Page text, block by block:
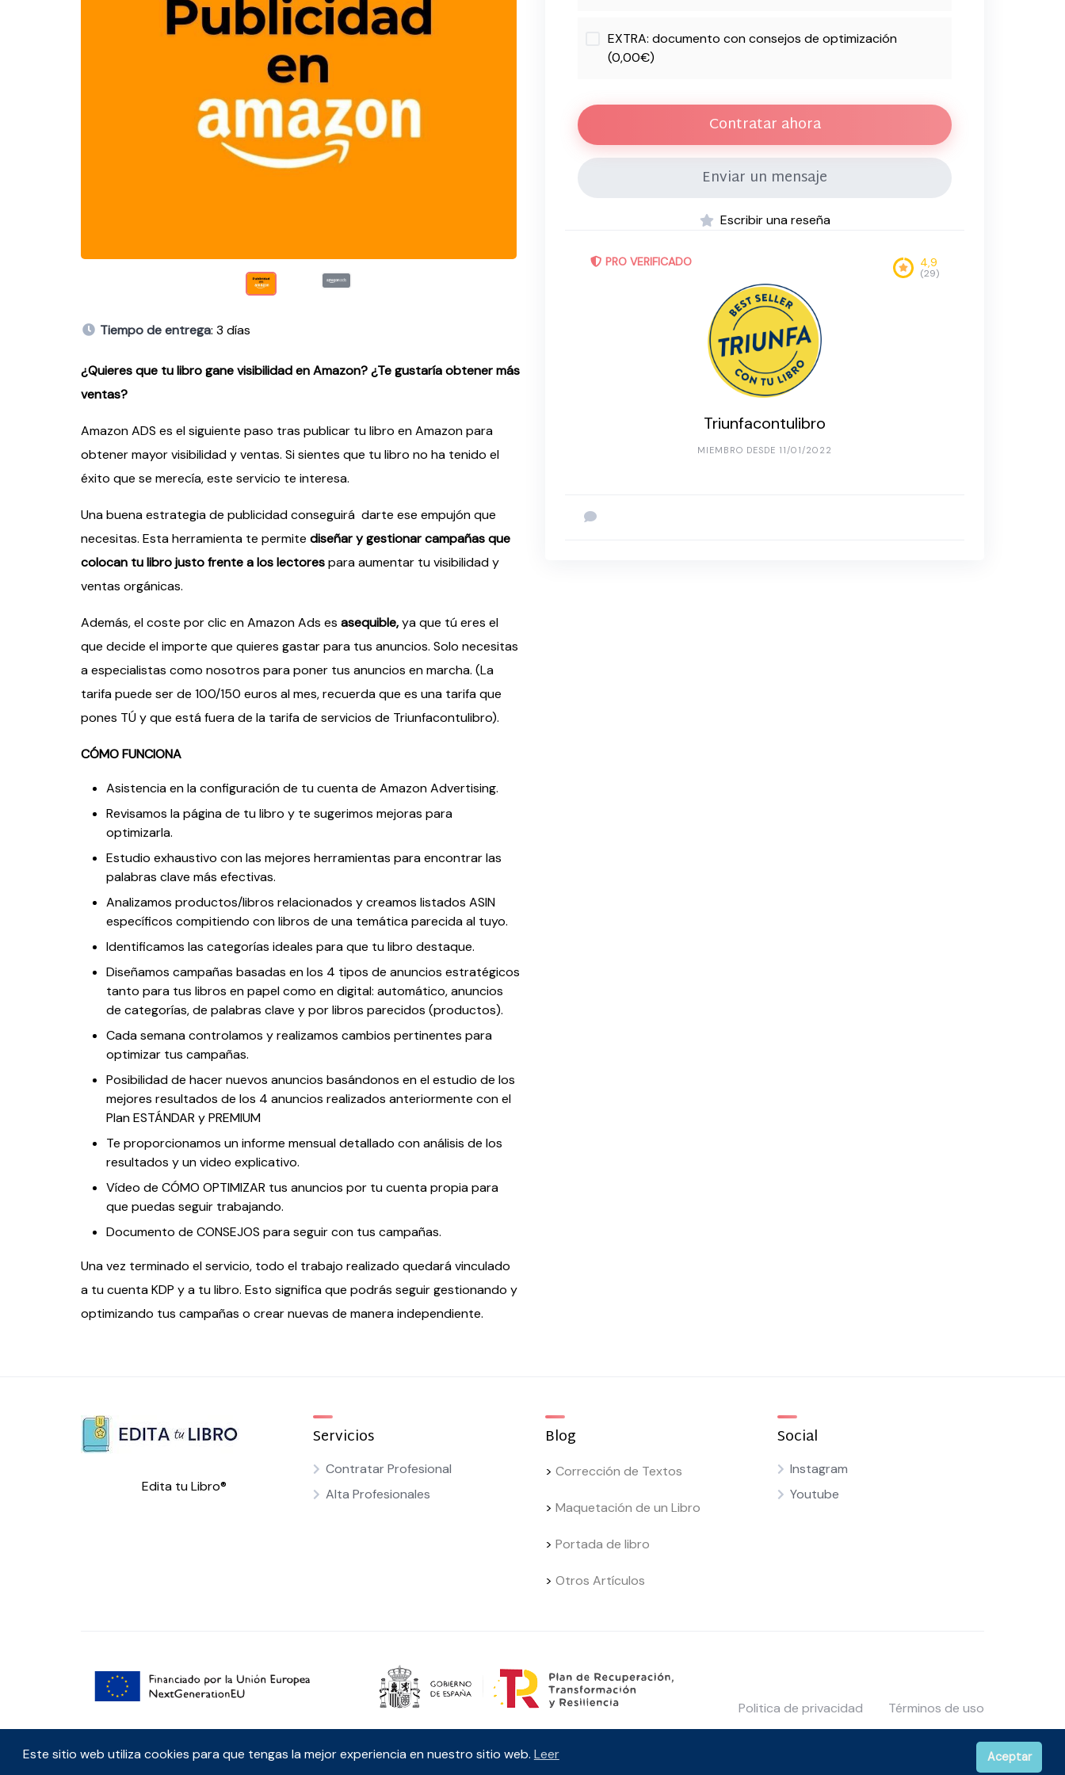
Tiempo de entrega: 3 días
¿Quieres que tu libro gane visibilidad en Amazon? ¿Te gustaría obtener más
ventas?
Amazon ADS es el siguiente paso tras publicar tu libro en Amazon para
obtener mayor visibilidad y ventas. Si sientes que tu libro no ha tenido el
éxito que se merecía, este servicio te interesa.
Una buena estrategia de publicidad conseguirá darte ese empujón que
necesitas. Esta herramienta te permite diseñar y gestionar campañas que
colocan tu libro justo frente a los lectorespara aumentar tu visibilidad y
ventas orgánicas.
Además, el coste por clic en Amazon Ads es asequible,ya que tú eres el
que decide el importe que quieres gastar para tus anuncios. Solo necesitas
a especialistas como nosotros para poner tus anuncios en marcha. (La
tarifa puede ser de 100/150 euros al mes, recuerda que es una tarifa que
pones TÚ y que está fuera de la tarifa de servicios de Triunfacontulibro).
CÓMO FUNCIONA
Asistencia en la configuración de tu cuenta de Amazon Advertising.
Revisamos la página de tu libro y te sugerimos mejoras para
optimizarla.
Estudio exhaustivo con las mejores herramientas para encontrar las
palabras clave más efectivas.
Analizamos productos/libros relacionados y creamos listados ASIN
específicos compitiendo con libros de una temática parecida al tuyo.
Identificamos las categorías ideales para que tu libro destaque.
Diseñamos campañas basadas en los 4 tipos de anuncios estratégicos
tanto para tus libros en papel como en digital: automático, anuncios
de categorías, de palabras clave y por libros parecidos (productos).
Cada semana controlamos y realizamos cambios pertinentes para
optimizar tus campañas.
Posibilidad de hacer nuevos anuncios basándonos en el estudio de los
mejores resultados de los 4 anuncios realizados anteriormente con el
Plan ESTÁNDAR y PREMIUM
Te proporcionamos un informe mensual detallado con análisis de los
resultados y un video explicativo.
Vídeo de CÓMO OPTIMIZAR tus anuncios por tu cuenta propia para
que puedas seguir trabajando.
Documento de CONSEJOS para seguir con tus campañas.
Una vez terminado el servicio, todo el trabajo realizado quedará vinculado
a tu cuenta KDP y a tu libro. Esto significa que podrás seguir gestionando y
optimizando tus campañas o crear nuevas de manera independiente.
EXTRA: documento con consejos de optimización
(0,00€)
Contratar ahora
Enviar un mensaje
Escribir una reseña
PRO VERIFICADO
Triunfacontulibro
4,9
(29)
MIEMBRO DESDE 11/01/2022
Edita tu Libro®
Servicios
Contratar Profesional
Alta Profesionales
Blog
> Corrección de Textos
> Maquetación de un Libro
> Portada de libro
> Otros Artículos
Social
Instagram
Youtube
Edita tu libro © 2025
Politica de privacidad Términos de uso
Este sitio web utiliza cookies para que tengas la mejor experiencia en nuestro sitio web. Leer Aceptar